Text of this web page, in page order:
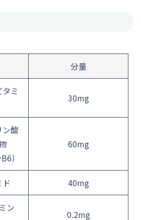
分量
ミ
30mg
ン酸
）
60mg
40mg
ン
0.2mg